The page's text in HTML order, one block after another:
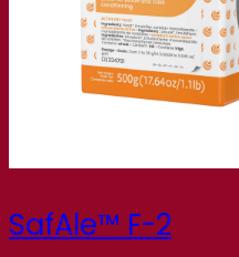
SafAle™ F-2